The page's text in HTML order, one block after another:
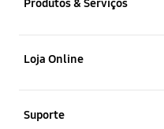
Produtos & Serviços
Smartphones
Tablets
Loja Online
Promoções
Suporte